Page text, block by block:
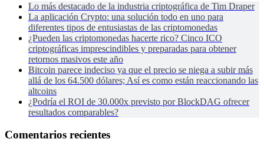
Lo más destacado de la industria criptográfica de Tim Draper
La aplicación Crypto: una solución todo en uno para
diferentes tipos de entusiastas de las criptomonedas
¿Pueden las criptomonedas hacerte rico? Cinco ICO
criptográficas imprescindibles y preparadas para obtener
retornos masivos este año
Bitcoin parece indeciso ya que el precio se niega a subir más
allá de los 64.500 dólares; Así es como están reaccionando las
altcoins
¿Podría el ROI de 30.000x previsto por BlockDAG ofrecer
resultados comparables?
Comentarios recientes